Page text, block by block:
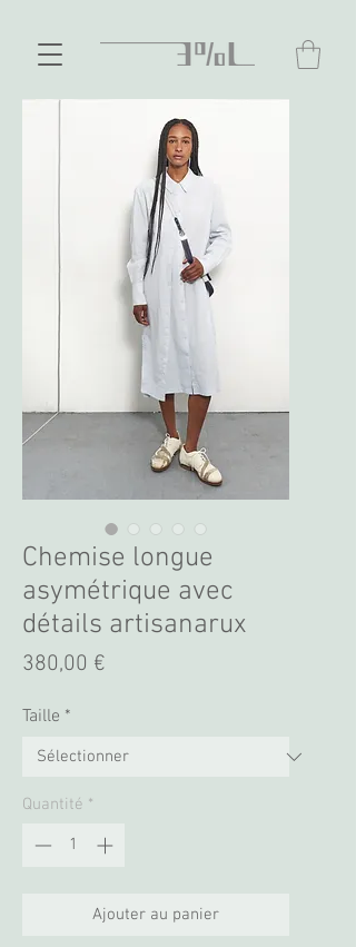
Chemise longue
asymétrique avec
détails artisanarux
380,00 €
Taille *
Quantité *
Ajouter au panier